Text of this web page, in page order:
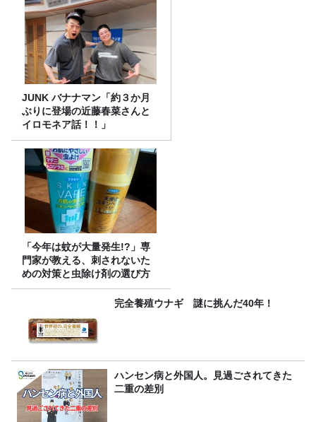
JUNK バナナマン「約３か月
ぶりに登場の近藤春菜さんと
イロモネア話！！」
「今年は蚊が大量発生!?」専
門家が教える、刺されないた
めの対策と虫除け剤の選び方
完全養殖ウナギ 謎に挑んだ40年！
ハンセン病と外国人。見過ごされてきた
二重の差別